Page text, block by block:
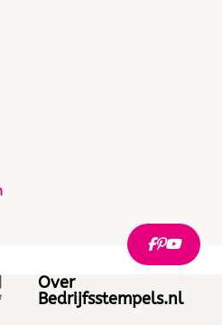
Over
Bedrijfsstempels.nl